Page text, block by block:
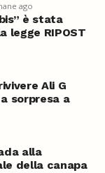
ago
è stata
legge RIPOST
Ali G
sorpresa a
alla
della canapa